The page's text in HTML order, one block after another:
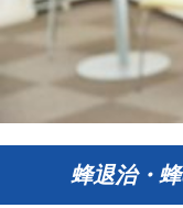
蜂退治・